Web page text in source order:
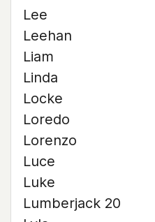
Lee
Leehan
Liam
Linda
Locke
Loredo
Lorenzo
Luce
Luke
Lumberjack 20